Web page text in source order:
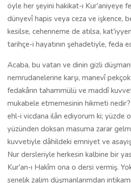
öyle her şeyini hakikat-ı Kur'aniyeye
dünyevî hapis veya ceza ve işkence,
kesilse, cehenneme de atılsa,
tarihçe-i hayatının şehadetiyle, feda
Acaba, bu vatan ve dinin gizli
nemrudanelerine karşı, manevî
fedakârın tahammülü ve maddî
mukabele etmemesinin hikmeti
ehl-i vicdana ilân ediyorum ki; yüzde
yüzünden doksan masuma zarar
kuvvetiyle dâhildeki emniyet ve
Nur dersleriyle herkesin kalbine bir
Kur'an-ı Hakîm ona o dersi vermiş.
senelik zalim düşmanlarımdan